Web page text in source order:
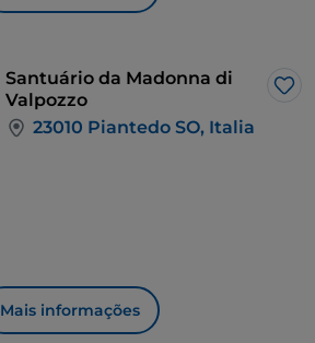
Santuário da Madonna di
Valpozzo
23010 Piantedo SO, Italia
Mais informações